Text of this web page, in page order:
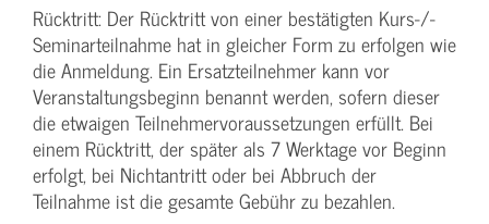
Rücktritt: Der Rücktritt von einer bestätigten Kurs-/­
Seminarteilnahme hat in gleicher Form zu erfolgen wie
die Anmeldung. Ein Ersatzteilnehmer kann vor
Veranstaltungs­beginn benannt werden, sofern dieser
die etwaigen Teilnehmer­voraussetzungen erfüllt. Bei
einem Rücktritt, der später als 7 Werktage vor Beginn
erfolgt, bei Nichtantritt oder bei Abbruch der
Teilnahme ist die gesamte Gebühr zu bezahlen.